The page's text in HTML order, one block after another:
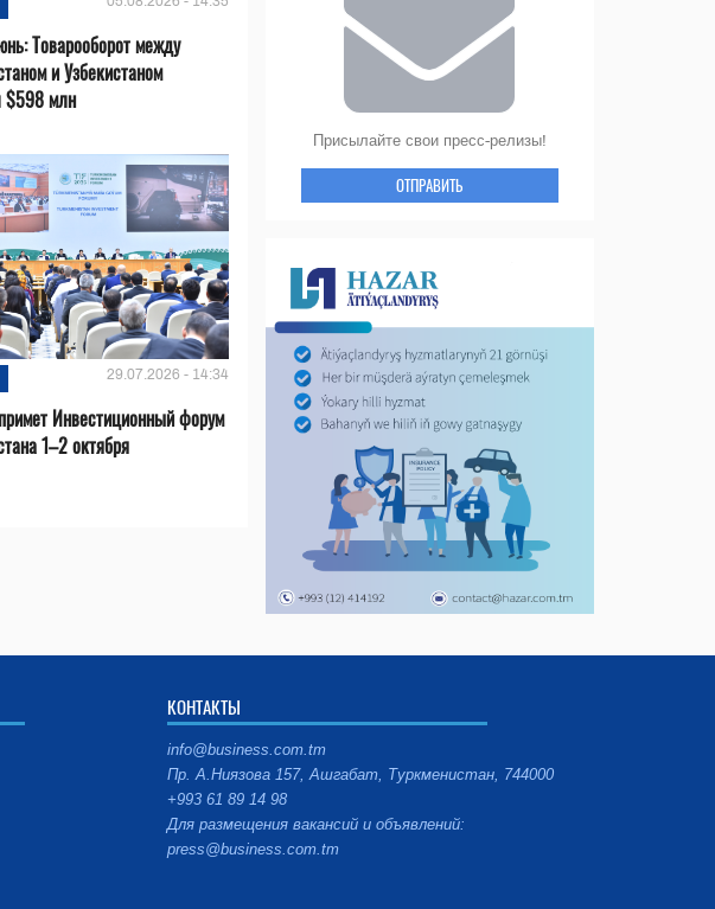
Товарооборот между
и Узбекистаном
$598 млн
29.07.2026 - 14:34
Инвестиционный форум
1–2 октября
Присылайте свои пресс-релизы!
ОТПРАВИТЬ
КОНТАКТЫ
info@business.com.tm
Пр. А.Ниязова 157, Ашгабат, Туркменистан, 744000
+993 61 89 14 98
Для размещения вакансий и объявлений:
press@business.com.tm